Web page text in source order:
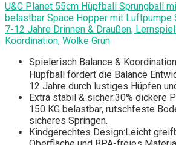
U&C Planet 55cm Hüpfball Sprungball
belastbar Space Hopper mit Luftpumpe
7-12 Jahre Drinnen & Draußen,
Koordination, Wolke Grün
Spielerisch Balance &
Hüpfball fördert die Balance
12 Jahre durch lustiges Hüpfen
Extra stabil & sicher:30% dickere
150 KG belastbar, rutschfeste
sicheres Springen.
Kindgerechtes Design:Leicht